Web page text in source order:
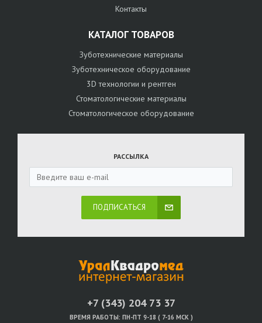
Контакты
КАТАЛОГ ТОВАРОВ
Зуботехнические материалы
Зуботехническое оборудование
3D технологии и рентген
Стоматологические материалы
Стоматологическое оборудование
РАССЫЛКА
ПОДПИСАТЬСЯ
+7 (343) 204 73 37
ВРЕМЯ РАБОТЫ: ПН-ПТ 9-18 ( 7-16 МСК )